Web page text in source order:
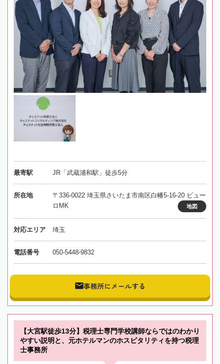
最寄駅 JR「武蔵浦和駅」徒歩5分
所在地
〒336-0022 埼玉県さいたま市南区白幡5-16-20 ビュー
ロMK
地図
対応エリア 埼玉
電話番号 050-5448-9832
事務所にメールする
【大宮駅徒歩13分】税理士専門学校講師ならではのわかり
やすい説明と、元ホテルマンのホスピタリティを持つ税理
士事務所